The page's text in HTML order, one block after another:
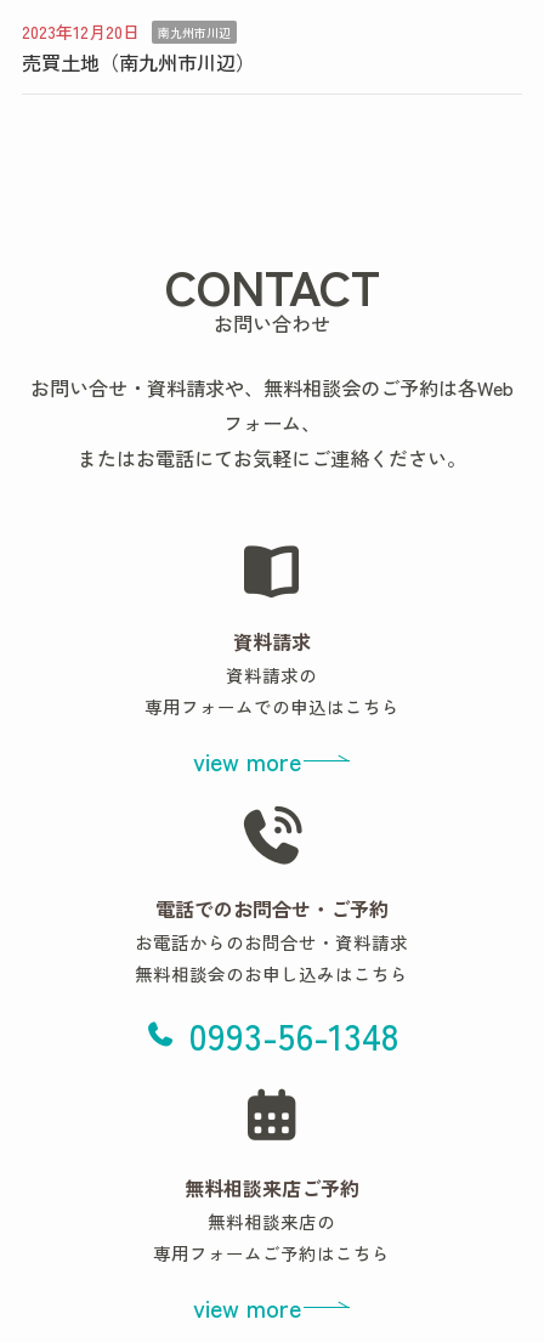
2023年12月20日 南九州市川辺
売買土地（南九州市川辺）
CONTACT
お問い合わせ
お問い合せ・資料請求や、無料相談会のご予約は各Web
フォーム、
またはお電話にてお気軽にご連絡ください。
資料請求
資料請求の
専用フォームでの申込はこちら
view more
電話でのお問合せ・ご予約
お電話からのお問合せ・資料請求
無料相談会のお申し込みはこちら
0993-56-1348
無料相談来店ご予約
無料相談来店の
専用フォームご予約はこちら
view more